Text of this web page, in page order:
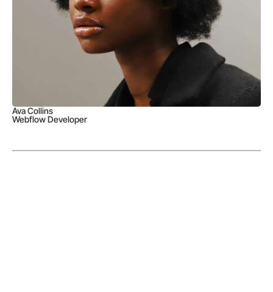
Ava Collins
Webflow Developer